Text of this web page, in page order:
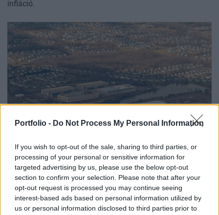
Portfolio - Do Not Process My Personal Information
If you wish to opt-out of the sale, sharing to third parties, or
processing of your personal or sensitive information for
targeted advertising by us, please use the below opt-out
section to confirm your selection. Please note that after your
opt-out request is processed you may continue seeing
interest-based ads based on personal information utilized by
us or personal information disclosed to third parties prior to
infláció.
GAZDASÁG
Titokban épít hatalmas adatközpontot az
Amazon Amerikában: teljesen kihagyták a
helyieket a döntésből
A lakosok a véleménynyilvánítás lehetőségét követelik.